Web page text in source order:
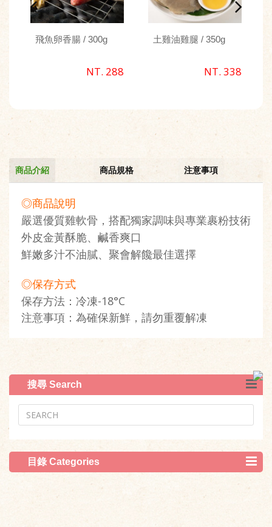
飛魚卵香腸 / 300g
NT. 288
土雞油雞腿 / 350g
NT. 338
商品介紹 商品規格 注意事項
◎商品說明
嚴選優質雞軟骨，搭配獨家調味與專業裹粉技術
外皮金黃酥脆、鹹香爽口
鮮嫩多汁不油膩、聚會解饞最佳選擇
◎保存方式
保存方法：冷凍-18°C
注意事項：為確保新鮮，請勿重覆解凍
搜尋 Search
目錄 Categories